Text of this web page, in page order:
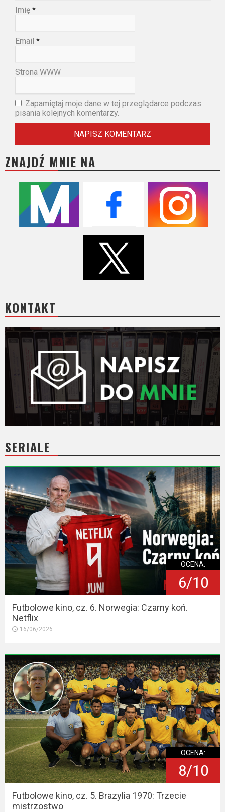
Imię *
Email *
Strona WWW
Zapamiętaj moje dane w tej przeglądarce podczas
pisania kolejnych komentarzy.
ZNAJDŹ MNIE NA
KONTAKT
SERIALE
OCENA:
6/10
Futbolowe kino, cz. 6. Norwegia: Czarny koń.
Netflix
16/06/2026
OCENA:
8/10
Futbolowe kino, cz. 5. Brazylia 1970: Trzecie
mistrzostwo